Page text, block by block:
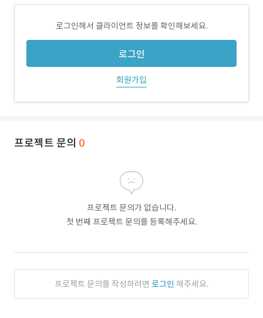
로그인해서 클라이언트 정보를 확인해보세요.
로그인
회원가입
프로젝트 문의 0
프로젝트 문의가 없습니다.
첫 번째 프로젝트 문의를 등록해주세요.
프로젝트 문의를 작성하려면 로그인 해주세요.